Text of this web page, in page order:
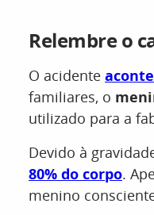
Relembre o
O acidente
familiares, o
utilizado para a
Devido à
80% do corpo.
menino